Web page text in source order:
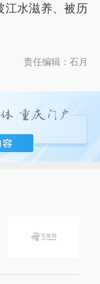
江水滋养、被历
责任编辑：石月